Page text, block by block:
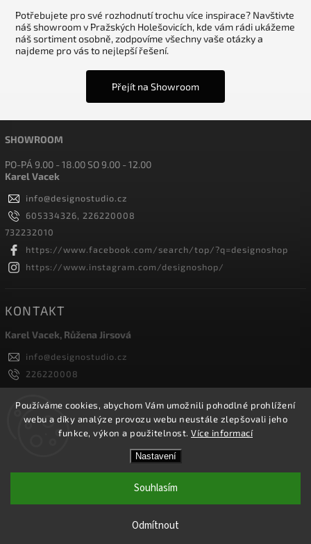
Používáme cookies, abychom Vám umožnili pohodlné prohlížení
webu a díky analýze provozu webu neustále zlepšovali jeho
funkce, výkon a použitelnost. Více informací
Nastavení
Odmítnout
Souhlasím
Potřebujete pro své rozhodnutí trochu více inspirace? Navštivte
náš showroom v Pražských Holešovicích, kde vám rádi ukážeme
náš sortiment osobně, zodpovíme všechny vaše otázky a
najdeme pro vás to nejlepší řešení.
Přejít na Showroom
SHOWROOM
PO-PÁ 9.00 - 18.00 SO 9.00 - 12.00
Karel Vacek
info@designostudio.cz
605334326, 226220008
732232010
https://www.facebook.com/search/top/?q=designoshop
https://www.instagram.com/designoshop/
KONTAKT
Karel Vacek, Růžena Jirsová
info@designostudio.cz
226220008
605334326, 732232010
Designoshop
designoshop
Designoshop. Všechna práva vyhrazena.